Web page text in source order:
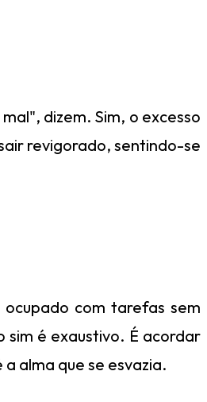
dizem. Sim, o excesso
revigorado, sentindo-se
com tarefas sem
é exaustivo. É acordar
alma que se esvazia.